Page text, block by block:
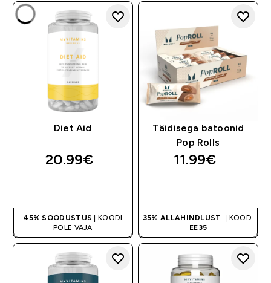
Diet Aid
20.99€‎
45% SOODUSTUS | KOODI
POLE VAJA
Täidisega batoonid
Pop Rolls
11.99€‎
35% ALLAHINDLUST
| KOOD:
EE35